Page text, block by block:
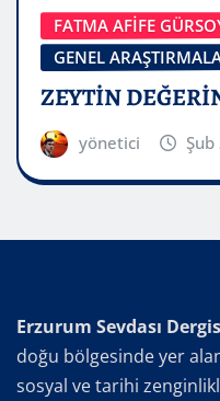
FATMA AFİFE
GENEL
ZEYTİN
yönetici Şub
Erzurum Sevdası
doğu bölgesinde yer
sosyal ve tarihi